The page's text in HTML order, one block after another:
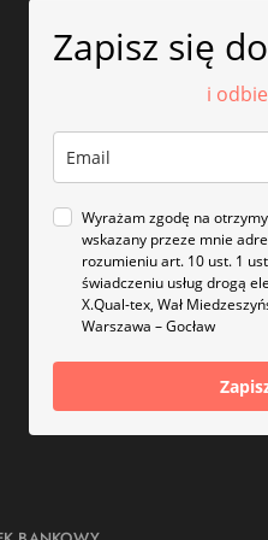
Zapisz się
i
Wyrażam zgodę na
wskazany przeze mnie
rozumieniu art. 10 ust. 1
świadczeniu usług drogą
X.Qual-tex, Wał
Warszawa – Gocław